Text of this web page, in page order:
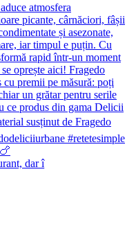
dar î